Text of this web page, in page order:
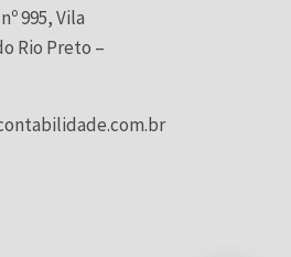
995, Vila
Rio Preto –